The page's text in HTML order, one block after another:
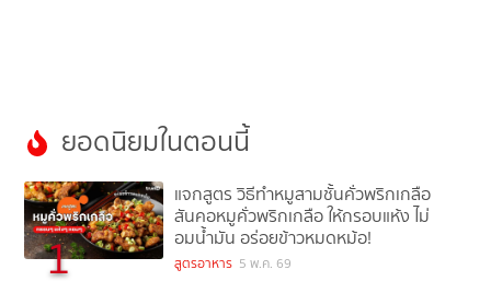
ยอดนิยมในตอนนี้
1
แจกสูตร วิธีทำหมูสามชั้นคั่วพริกเกลือ
สันคอหมูคั่วพริกเกลือ ให้กรอบแห้ง ไม่
อมน้ำมัน อร่อยข้าวหมดหม้อ!
สูตรอาหาร 5 พ.ค. 69